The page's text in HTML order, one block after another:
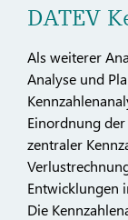
DATEV
Als weiterer
Analyse und
Einordnung
zentraler
Entwicklungen
Die